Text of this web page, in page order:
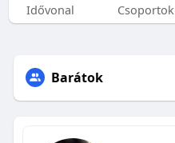
Idővonal Csoportok
Barátok